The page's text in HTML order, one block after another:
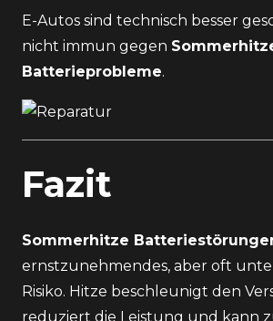
E-Autos sind technisch besser
nicht immun gegen
Batterieprobleme.
Fazit
Sommerhitze
ernstzunehmendes, aber oft
Risiko. Hitze beschleunigt den
reduziert die Leistung und kann